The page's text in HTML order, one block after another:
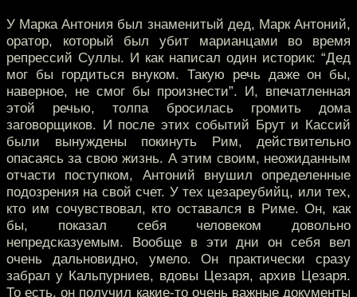
У Марка Антония был знаменитый дед, Марк Антоний,
оратор, который был убит марианцами во время
репрессий Суллы. И как написал один историк: “Дед
мог бы гордиться внуком. Такую речь даже он бы,
наверное, не смог бы произнести”. И, впечатленная
этой речью, толпа бросилась громить дома
заговорщиков. И после этих событий Брут и Кассий
были вынуждены покинуть Рим, действительно
опасаясь за свою жизнь. А этим своим, неожиданным
отчасти поступком, Антоний внушил определенные
подозрения на свой счет. У тех цезареубийц, или тех,
кто им сочувствовал, кто оставался в Риме. Он, как
бы, показал себя человеком довольно
непредсказуемым. Вообще в эти дни он себя вел
очень дальновидно, умело. Он практически сразу
забрал у Кальпурниев, вдовы Цезаря, архив Цезаря.
То есть, он получил какие-то очень важные документы